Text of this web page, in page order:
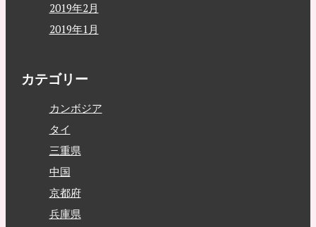
2019年2月
2019年1月
カテゴリー
カンボジア
タイ
三重県
中国
京都府
兵庫県